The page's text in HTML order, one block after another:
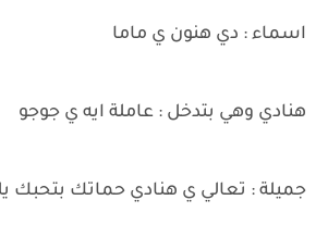
اسماء : دي هنون ي ماما
هنادي وهي بتدخل : عاملة ايه ي جوجو
جميلة : تعالي ي هنادي حماتك بتحبك